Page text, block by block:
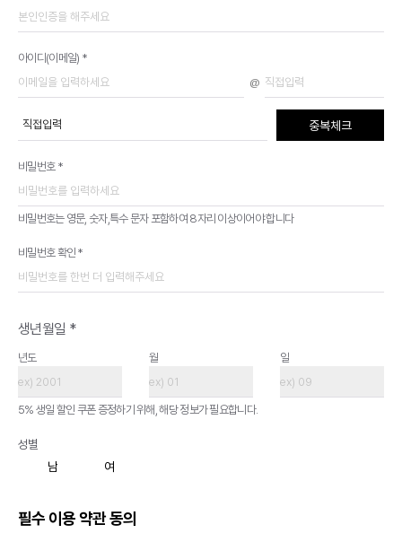
아이디(이메일) *
@
중복체크
비밀번호 *
비밀번호는 영문, 숫자,특수 문자 포함하여 8자리 이상이어야 합니다
비밀번호 확인 *
생년월일 *
년도 월 일
5% 생일 할인 쿠폰 증정하기 위해, 해당 정보가 필요합니다.
성별
남
여
필수 이용 약관 동의